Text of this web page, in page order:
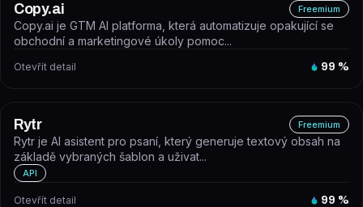
Copy.ai Freemium
Copy.ai je GTM AI platforma, která automatizuje opakující se
obchodní a marketingové úkoly pomoc...
Otevřít detail 99 %
Rytr Freemium
Rytr je AI asistent pro psaní, který generuje textový obsah na
základě vybraných šablon a uživat...
API
Otevřít detail 99 %